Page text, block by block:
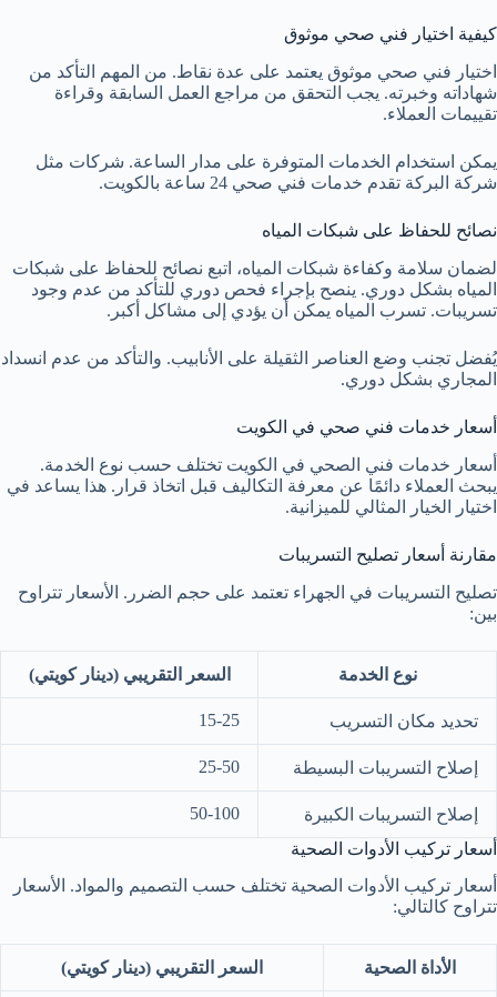
كيفية اختيار فني صحي موثوق
اختيار فني صحي موثوق يعتمد على عدة نقاط. من المهم التأكد من
شهاداته وخبرته. يجب التحقق من مراجع العمل السابقة وقراءة
تقييمات العملاء.
يمكن استخدام الخدمات المتوفرة على مدار الساعة. شركات مثل
شركة البركة تقدم خدمات فني صحي 24 ساعة بالكويت.
نصائح للحفاظ على شبكات المياه
لضمان سلامة وكفاءة شبكات المياه، اتبع نصائح للحفاظ على شبكات
المياه بشكل دوري. ينصح بإجراء فحص دوري للتأكد من عدم وجود
تسريبات. تسرب المياه يمكن أن يؤدي إلى مشاكل أكبر.
يُفضل تجنب وضع العناصر الثقيلة على الأنابيب. والتأكد من عدم انسداد
المجاري بشكل دوري.
أسعار خدمات فني صحي في الكويت
أسعار خدمات فني الصحي في الكويت تختلف حسب نوع الخدمة.
يبحث العملاء دائمًا عن معرفة التكاليف قبل اتخاذ قرار. هذا يساعد في
اختيار الخيار المثالي للميزانية.
مقارنة أسعار تصليح التسريبات
تصليح التسريبات في الجهراء تعتمد على حجم الضرر. الأسعار تتراوح
بين:
نوع الخدمة السعر التقريبي (دينار كويتي)
تحديد مكان التسريب 15-25
إصلاح التسريبات البسيطة 25-50
إصلاح التسريبات الكبيرة
50-100
أسعار تركيب الأدوات الصحية
أسعار تركيب الأدوات الصحية تختلف حسب التصميم والمواد. الأسعار
تتراوح كالتالي:
الأداة الصحية السعر التقريبي (دينار كويتي)